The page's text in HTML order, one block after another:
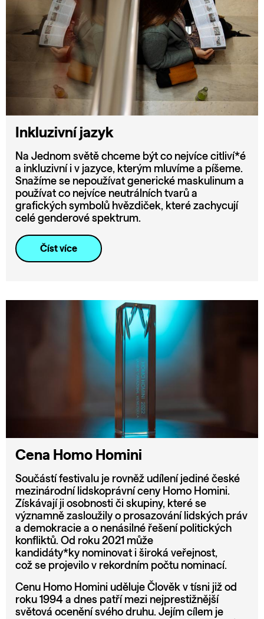
Inkluzivní jazyk
Na Jednom světě chceme být co nejvíce citliví*é
a inkluzivní i v jazyce, kterým mluvíme a píšeme.
Snažíme se nepoužívat generické maskulinum a
používat co nejvíce neutrálních tvarů a
grafických symbolů hvězdiček, které zachycují
celé genderové spektrum.
Číst více
Cena Homo Homini
Součástí festivalu je rovněž udílení jediné české
mezinárodní lidskoprávní ceny Homo Homini.
Získávají ji osobnosti či skupiny, které se
významně zasloužily o prosazování lidských práv
a demokracie a o nenásilné řešení politických
konfliktů. Od roku 2021 může
kandidáty*ky nominovat i široká veřejnost,
což se projevilo v rekordním počtu nominací.
Cenu Homo Homini uděluje Člověk v tísni již od
roku 1994 a dnes patří mezi nejprestižnější
světová ocenění svého druhu. Jejím cílem je